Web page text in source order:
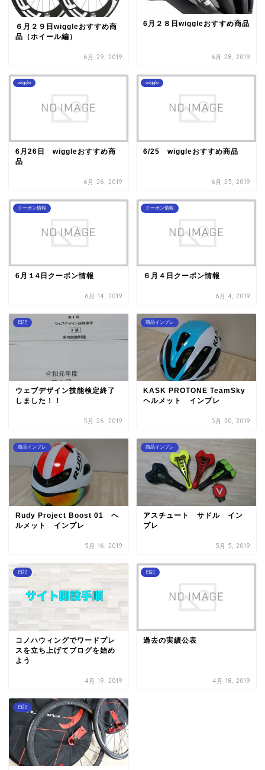
６月２９日wiggleおすすめ商
品（ホイール編）
6月 29, 2019
6月２８日wiggleおすすめ商品
6月 28, 2019
wiggle
6月26日 wiggleおすすめ商
品
6月 26, 2019
wiggle
6/25 wiggleおすすめ商品
6月 25, 2019
クーポン情報
6月１4日クーポン情報
6月 14, 2019
クーポン情報
６月４日クーポン情報
6月 4, 2019
日記
ウェブデザイン技能検定終了
しました！！
5月 26, 2019
商品インプレ
KASK PROTONE TeamSky
ヘルメット インプレ
5月 20, 2019
商品インプレ
Rudy Project Boost 01 ヘ
ルメット インプレ
5月 16, 2019
商品インプレ
アスチュート サドル イン
プレ
5月 5, 2019
日記
コノハウィングでワードプレ
スを立ち上げてブログを始め
よう
4月 19, 2019
日記
過去の実績公表
4月 18, 2019
日記